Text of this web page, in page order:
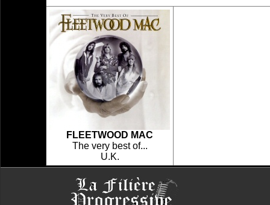
FLEETWOOD MAC
The very best of...
U.K.